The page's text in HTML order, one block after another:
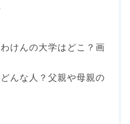
けんの大学はどこ？画
んな人？父親や母親の